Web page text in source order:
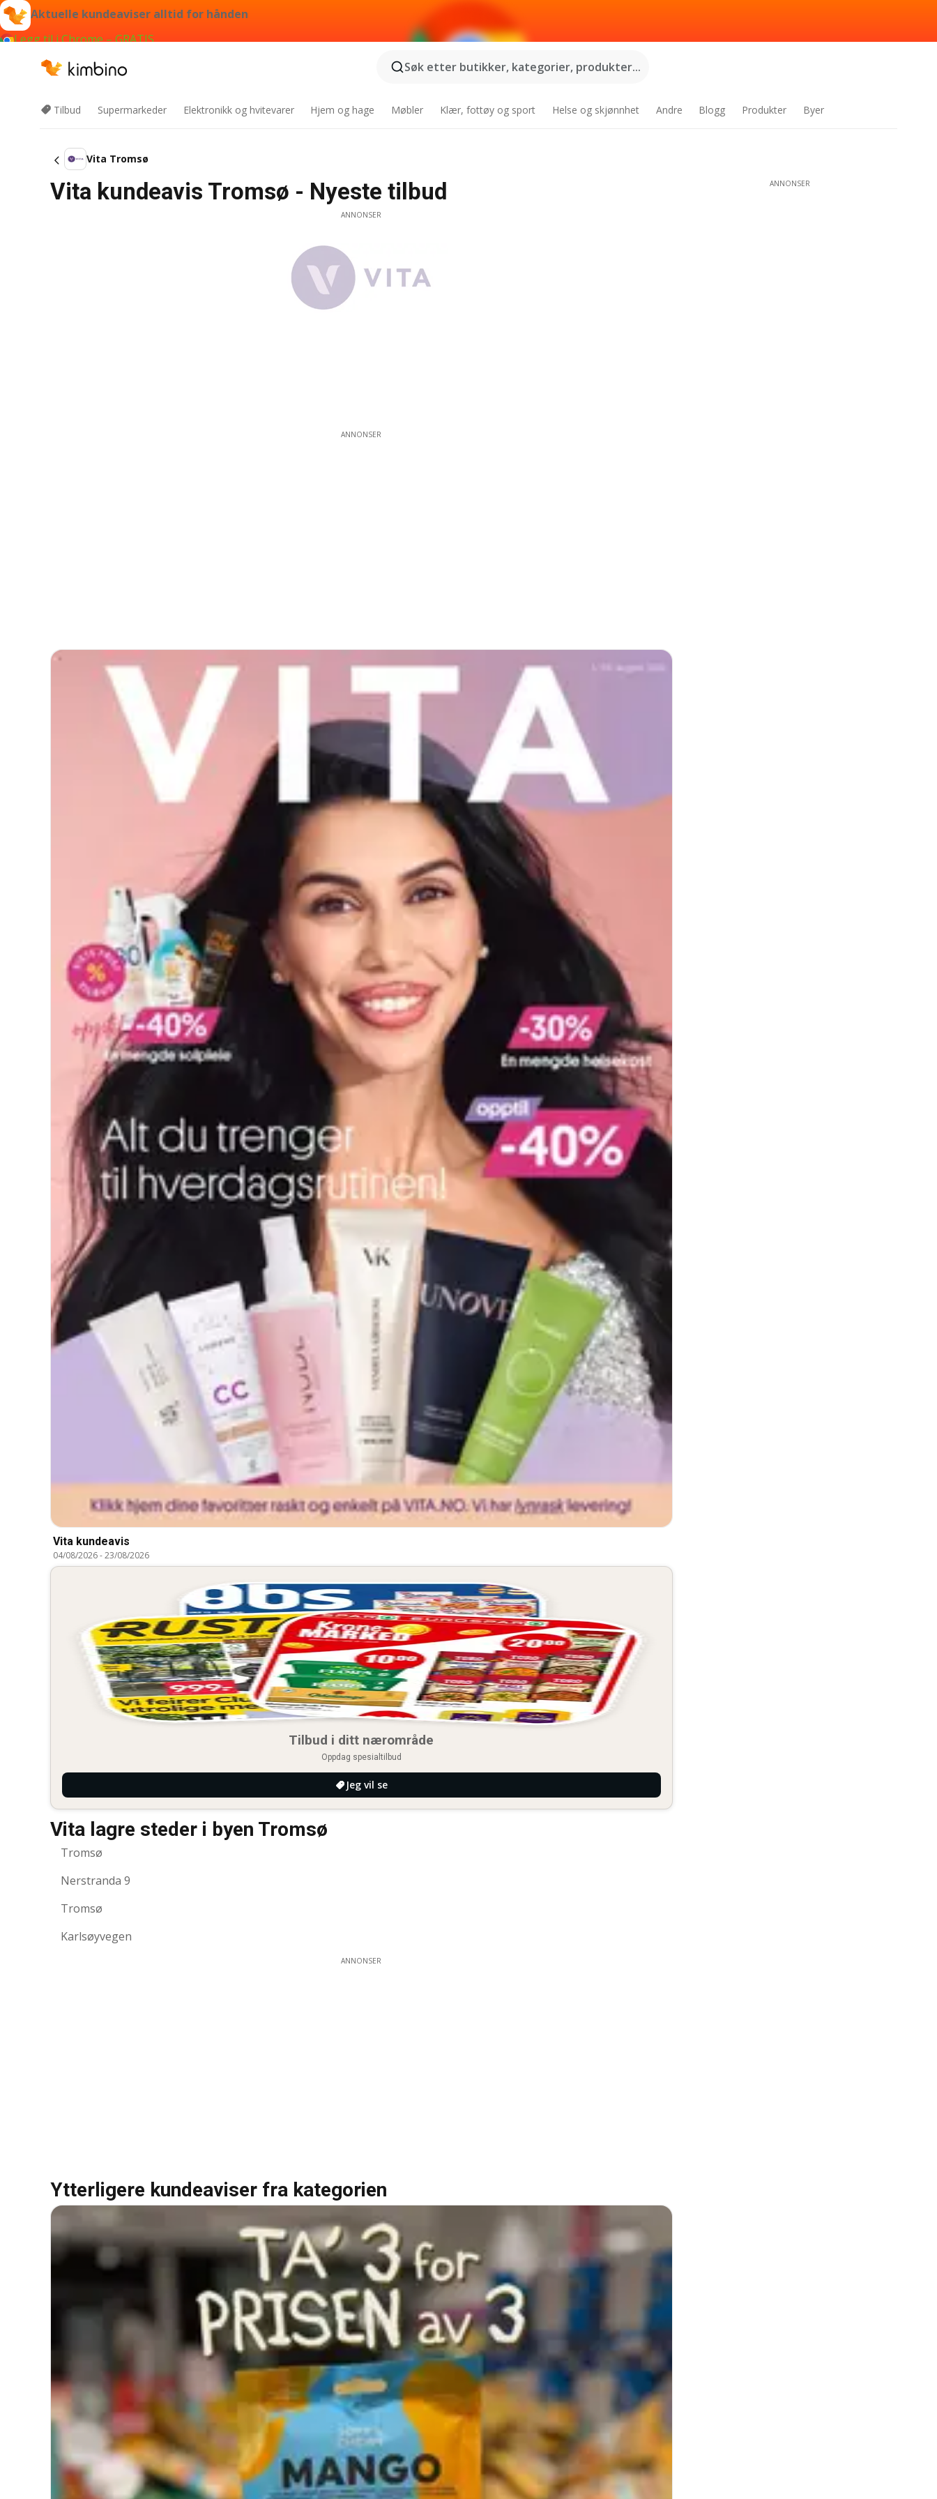
Aktuelle kundeaviser alltid for hånden
Legg til i Chrome – GRATIS
Søk etter butikker, kategorier, produkter...
Tilbud Supermarkeder Elektronikk og hvitevarer Hjem og hage Møbler Klær, fottøy og sport Helse og skjønnhet Andre Blogg Produkter Byer
Vita Tromsø
Vita kundeavis Tromsø - Nyeste tilbud
ANNONSER
ANNONSER
Vita kundeavis
04/08/2026-23/08/2026
Tilbud i ditt nærområde
Oppdag spesialtilbud
Jeg vil se
Vita lagre steder i byen Tromsø
Tromsø
Nerstranda 9
Tromsø
Karlsøyvegen
ANNONSER
Ytterligere kundeaviser fra kategorien
ANNONSER